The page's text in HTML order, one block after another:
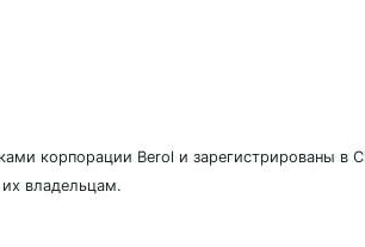
корпорации Berol и зарегистрированы в
владельцам.